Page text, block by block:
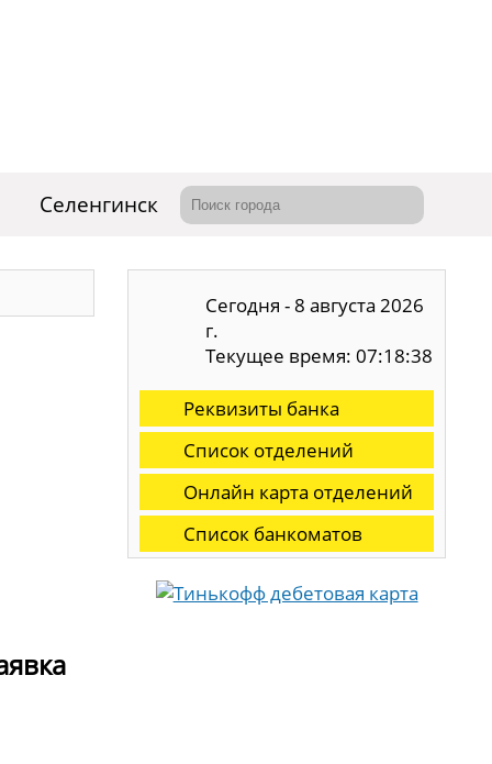
Селенгинск
Сегодня - 8 августа 2026
г.
Текущее время: 07:18:39
Реквизиты банка
Список отделений
Онлайн карта отделений
Список банкоматов